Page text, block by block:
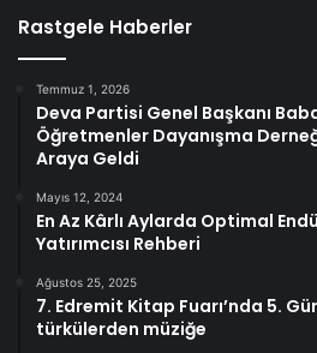
Rastgele Haberler
Temmuz 1, 2026
Deva Partisi Genel Başkanı
Öğretmenler Dayanışma
Araya Geldi
Mayıs 12, 2024
En Az Kârlı Aylarda Optimal
Yatırımcısı Rehberi
Ağustos 25, 2025
7. Edremit Kitap Fuarı’nda 5.
türkülerden müziğe